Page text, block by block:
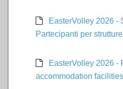
EasterVolley 2026 -
Partecipanti per
EasterVolley 2026 -
accommodation